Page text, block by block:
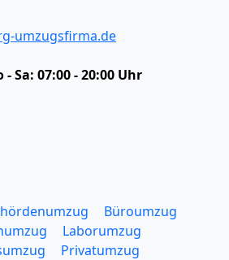
umzugsfirma.de
- Sa: 07:00 - 20:00 Uhr
Büroumzug
Laborumzug
Privatumzug